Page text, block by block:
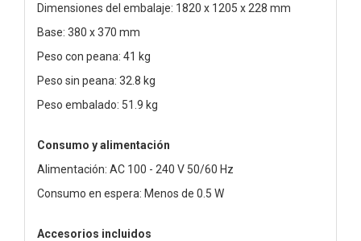
Dimensiones del embalaje: 1820 x 1205 x 228 mm
Base: 380 x 370 mm
Peso con peana: 41 kg
Peso sin peana: 32.8 kg
Peso embalado: 51.9 kg
Consumo y alimentación
Alimentación: AC 100 - 240 V 50/60 Hz
Consumo en espera: Menos de 0.5 W
Accesorios incluidos